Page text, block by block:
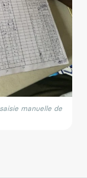
manuelle de